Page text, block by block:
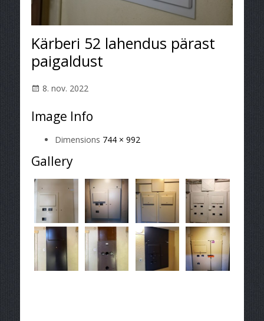
Kärberi 52 lahendus pärast
paigaldust
8. nov. 2022
Image Info
Dimensions 744 × 992
Gallery